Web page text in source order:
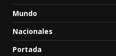
Mundo
Nacionales
Portada